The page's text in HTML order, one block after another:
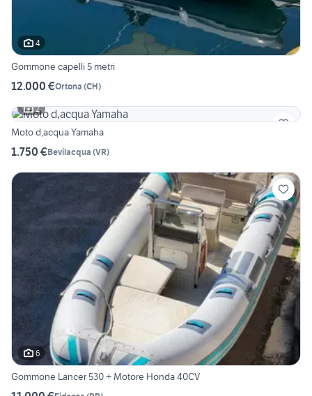
4
Gommone capelli 5 metri
12.000 €Ortona (CH)
2
Moto d,acqua Yamaha
1.750 €Bevilacqua (VR)
6
Gommone Lancer 530 + Motore Honda 40CV